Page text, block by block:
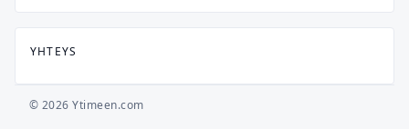
YHTEYS
© 2026 Ytimeen.com